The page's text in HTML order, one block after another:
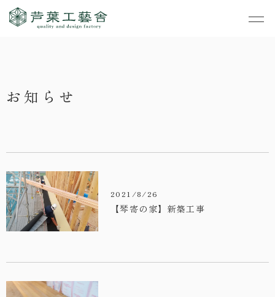
お知らせ
2021/8/26
【琴寄の家】新築工事
- すべて
- リノベーション
事業案内
- 新築
- 店舗・オフィス
- リノベーション
- コンセプトハウス事
- コンセプトハウス6
- コンセプトハウス5
・お客さまの声
・会社概要